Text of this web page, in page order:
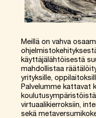
Meillä on vahva
käyttäjälähtöisestä
mahdollistaa
yrityksille,
Palvelumme kattavat
virtuaalikierroksiin,
sekä